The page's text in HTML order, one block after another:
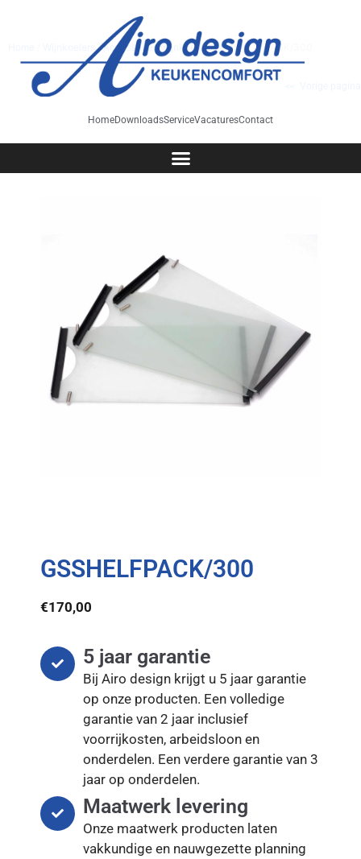
HomeDownloadsServiceVacaturesContact
/Accessoires wijnkoelers/ GSSHELFPACK/300
GSSHELFPACK/300
€170,00
5 jaar garantie
Bij Airo design krijgt u 5 jaar garantie
op onze producten. Een volledige
garantie van 2 jaar inclusief
voorrijkosten, arbeidsloon en
onderdelen. Een verdere garantie van 3
jaar op onderdelen.
Maatwerk levering
Onze maatwerk producten laten
vakkundige en nauwgezette planning